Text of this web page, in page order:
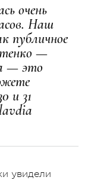
очень
Наш
публичное
—
— это
и 31
увидели